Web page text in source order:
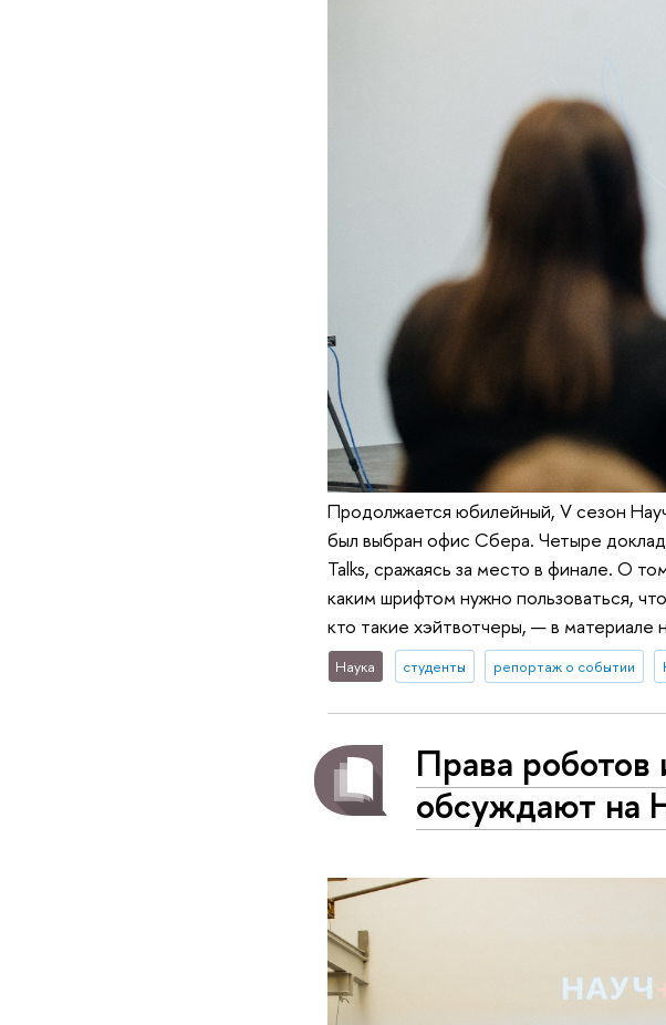
Продолжается юбилейный, V сезон
был выбран офис Сбера. Четыре
Talks, сражаясь за место в финале. О
каким шрифтом нужно пользоваться,
кто такие хэйтвотчеры, — в материале
Наука студенты репортаж о событии
Права
обсуждают